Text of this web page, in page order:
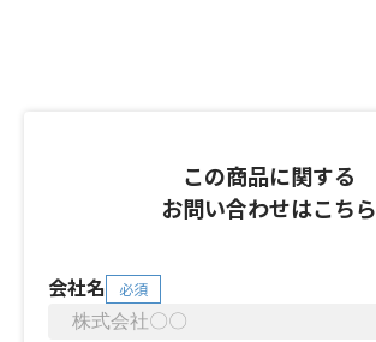
この商品に関する
お問い合わせはこちら
会社名 必須